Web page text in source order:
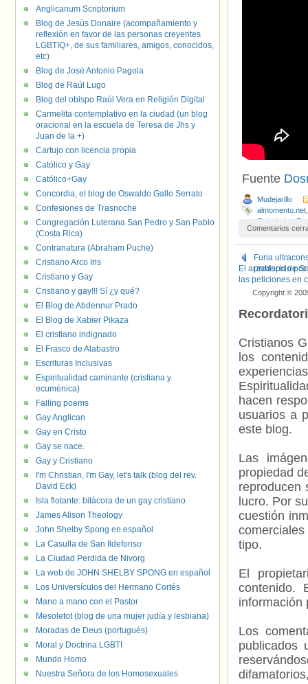
Fuente
Mudejarillo
almomento.net
Embajador
Matthew
Dominicana,
Comentarios
Furia
producido
El arzobispo de
las peticiones en
Copyright ©
Cristianos
los
hacen
usuarios a
este blog.
Las
propiedad
reproducen
lucro. Por
cuestión
tipo.
El
contenido.
información
Los
publicados
Anglicanum Scriptorium
Blog de Jesús Donaire (acompañamiento y
reflexión en favor de las personas creyentes
LGBTIQ+, de sus familiares, amigos, conocidos,
etc)
Blog de José Antonio Pagola
Blog de Raúl Lugo
Blog del obispo Raúl Vera en Religión Digital
Carmelita contemplativo en la ciudad (un blog
oracional en la escuela de Teresa de Jhs y
Juan de la +)
Cartujo con licencia propia
Católico y Gay
Católico+Gay
Concordia, el blog de Oswaldo Gallo Serrato
Confesiones de Trasnoche
Congregación Luterana San Pedro y San Pablo
(Costa Rica)
Contranatura (Abraham Puche)
Cristiano Arco Iris
Cristiano y Gay
Cristiano y gay!!! Sí ¿y qué?
El Blog de Abdennur Prado
El Blog de Xabier Pikaza
El cristiano indignado
El Frasco de Alabastro
Escrituras Inclusivas
Espiritualidad caminante (cristiana y
ecuménica)
Falling poems
Gay Anglican
Gay en Cristo
Gay se nace.
Gay y Cristiano
I'm Christian, I'm Gay, let's talk (blog del rev.
David Eck)
Isla flotante: bitácora de un gay cristiano
James Alison Theology
John Shelby Spong en español
La Casulla de San Ildefonso
La Ciudad Perdida de Nivorg
La web de JOHN SHELBY SPONG en español
Los Universículos del Hermano Cortés
Mano a mano con el Pastor
Mesoletot (blog de una mujer judía y lesbiana)
Moradas de Deus (portugués)
Moral y Doctrina LGBTI
Mundo Homo
Nuestra Señora de los Homosexuales